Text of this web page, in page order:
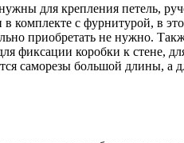
для крепления петель,
в комплекте с фурнитурой, в
приобретать не нужно.
фиксации коробки к стене,
саморезы большой длины, а